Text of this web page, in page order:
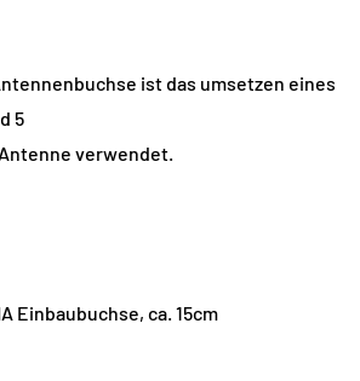
ist das umsetzen eines
5
verwendet.
Einbaubuchse, ca. 15cm